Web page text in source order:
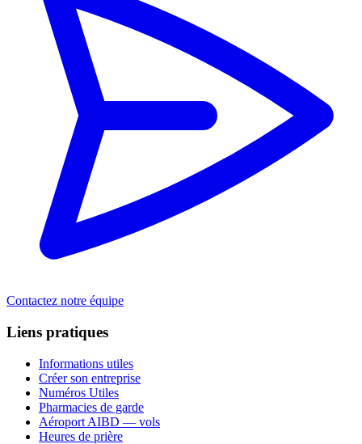
Contactez notre équipe
Liens pratiques
Informations utiles
Créer son entreprise
Numéros Utiles
Pharmacies de garde
Aéroport AIBD — vols
Heures de prière